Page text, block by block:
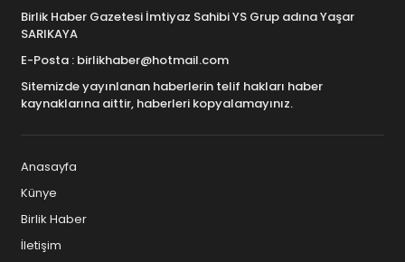
Birlik Haber Gazetesi İmtiyaz Sahibi YS Grup adına Yaşar
SARIKAYA
E-Posta : birlikhaber@hotmail.com
Sitemizde yayınlanan haberlerin telif hakları haber
kaynaklarına aittir, haberleri kopyalamayınız.
Anasayfa
Künye
Birlik Haber
İletişim